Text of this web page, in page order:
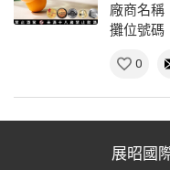
廠商名稱
攤位號碼
0
展昭國